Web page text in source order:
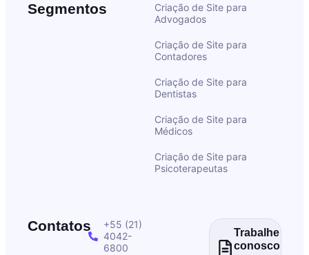
Segmentos
Criação de Site para
Advogados
Criação de Site para
Contadores
Criação de Site para
Dentistas
Criação de Site para
Médicos
Criação de Site para
Psicoterapeutas
Contatos
+55 (21)
4042-
6800
Trabalhe
conosco